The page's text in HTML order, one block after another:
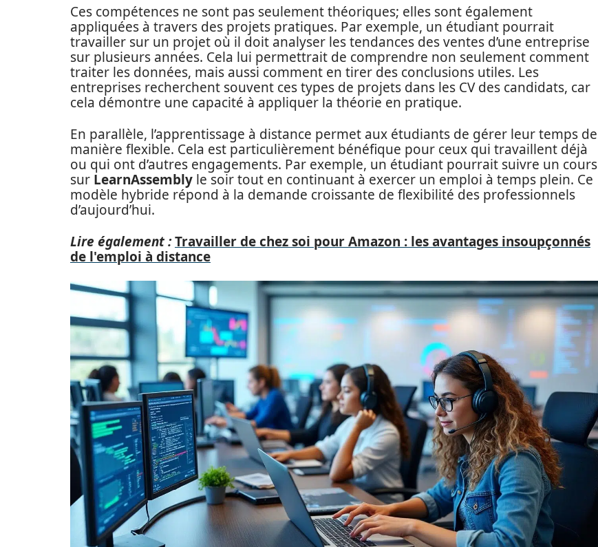
Ces compétences ne sont pas seulement théoriques; elles sont également
appliquées à travers des projets pratiques. Par exemple, un étudiant pourrait
travailler sur un projet où il doit analyser les tendances des ventes d’une entreprise
sur plusieurs années. Cela lui permettrait de comprendre non seulement comment
traiter les données, mais aussi comment en tirer des conclusions utiles. Les
entreprises recherchent souvent ces types de projets dans les CV des candidats, car
cela démontre une capacité à appliquer la théorie en pratique.
En parallèle, l’apprentissage à distance permet aux étudiants de gérer leur temps de
manière flexible. Cela est particulièrement bénéfique pour ceux qui travaillent déjà
ou qui ont d’autres engagements. Par exemple, un étudiant pourrait suivre un cours
sur LearnAssembly le soir tout en continuant à exercer un emploi à temps plein. Ce
modèle hybride répond à la demande croissante de flexibilité des professionnels
d’aujourd’hui.
Lire également :Travailler de chez soi pour Amazon : les avantages insoupçonnés
de l'emploi à distance